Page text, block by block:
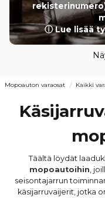
ⓘ Lue lisää
Mopoauton varaosat Kaikki
Täältä löydät
mopoautoihin,
seisontajarrun
käsijarruvaijerit, jotka